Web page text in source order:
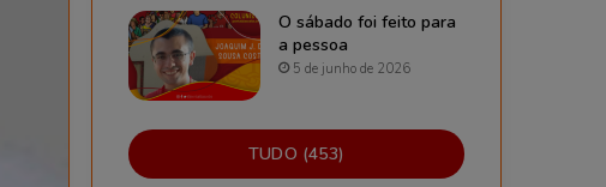
O sábado foi feito para
a pessoa
5 de junho de 2026
TUDO (453)